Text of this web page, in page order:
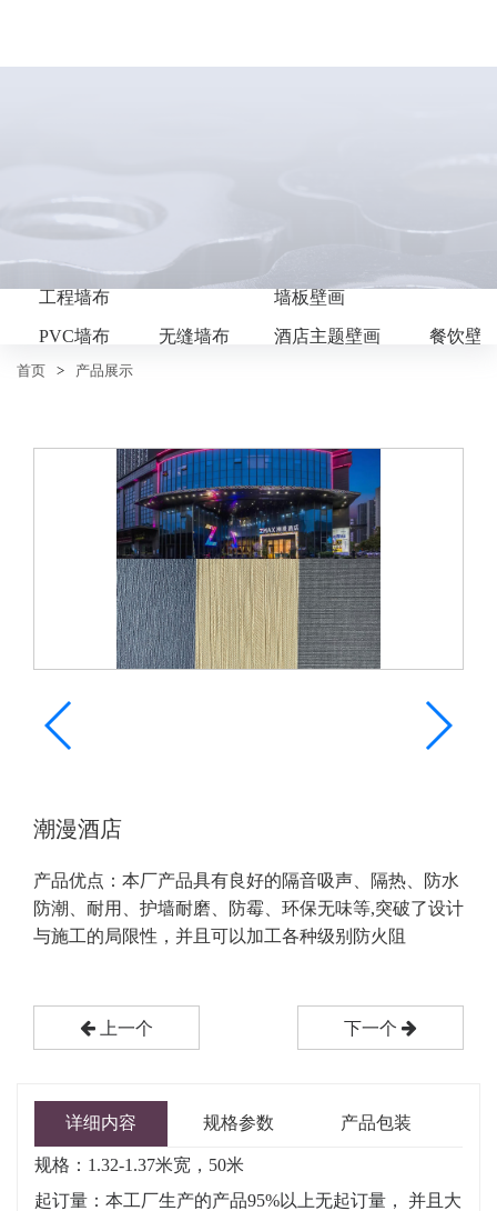
工程墙布
PVC墙布 无缝墙布
墙板壁画
酒店主题壁画 餐饮壁
首页 > 产品展示
潮漫酒店
产品优点：本厂产品具有良好的隔音吸声、隔热、防水
防潮、耐用、护墙耐磨、防霉、环保无味等,突破了设计
与施工的局限性，并且可以加工各种级别防火阻
上一个 下一个
详细内容 规格参数 产品包装
规格：1.32-1.37米宽，50米
起订量：本工厂生产的产品95%以上无起订量， 并且大